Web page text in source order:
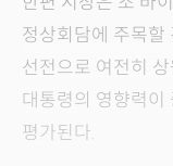
정상회담에 주목할
선전으로 여전히
대통령의 영향력이
평가된다.